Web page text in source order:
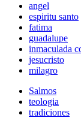
angel
espiritu santo
fatima
guadalupe
inmaculada
jesucristo
milagro
Salmos
teologia
tradiciones